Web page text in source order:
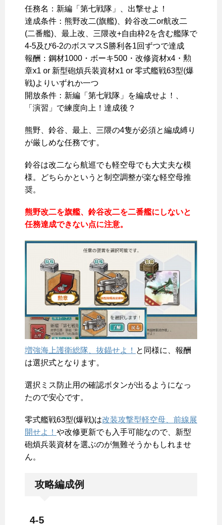
任務名：新編「第七戦隊」、出撃せよ！
達成条件：熊野改二(旗艦)、鈴谷改二or航改二
(二番艦)、最上改、三隈改+自由枠2を含む艦隊で
4-5及び6-2のボスマスS勝利各1回ずつで達成
報酬：鋼材1000・ボーキ500・改修資材x4・勲
章x1 or 新型砲熕兵装資材x1 or 零式艦戦63型(爆
戦)よりいずれか一つ
開放条件：新編「第七戦隊」を編成せよ！、
「演習」で練度向上！達成後？
熊野、鈴谷、最上、三隈の4隻が必須と編成縛り
が厳しめな任務です。
鈴谷は改二なら航巡でも軽空母でも大丈夫な模
様。どちらかというと制空調整が楽な軽空母推
奨。
熊野改二を旗艦、鈴谷改二を二番艦にしないと
任務達成できない点に注意。
増強海上護衛総隊、抜錨せよ！ と同様に、報酬
は選択式となります。
選択ミス防止用の確認ボタンが出るようになっ
たので安心です。
零式艦戦63型(爆戦)は改装攻撃型軽空母、前線展
開せよ！ や改修更新でも入手可能なので、新型
砲熕兵装資材を選ぶのが無難そうかもしれませ
ん。
攻略編成例
4-5